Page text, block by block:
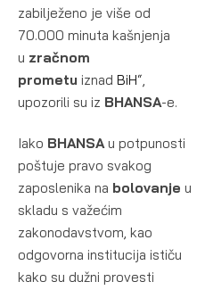
zabilježeno je više od
70.000 minuta kašnjenja
u zračnom
prometu iznad BiH“,
upozorili su iz BHANSA-e.
Iako BHANSAu potpunosti
poštuje pravo svakog
zaposlenika na bolovanje u
skladu s važećim
zakonodavstvom, kao
odgovorna institucija ističu
kako su dužni provesti